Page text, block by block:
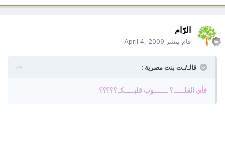
الرّام
قام بنشر April 4, 2009
قالـ/ـت بنت مصرية :
فأي القلـــــ ؟ ـــــــوب قلبـــــكـ ؟؟؟؟؟